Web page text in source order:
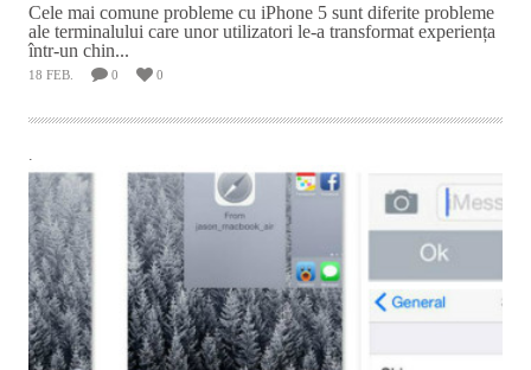
Cele mai comune probleme cu iPhone 5 sunt diferite probleme
ale terminalului care unor utilizatori le-a transformat experiența
într-un chin...
18 FEB. 0 0